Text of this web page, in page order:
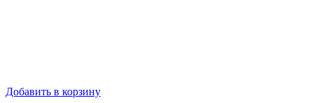
Добавить в корзину